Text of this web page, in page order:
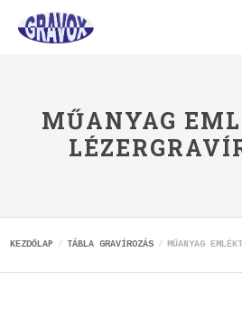
MŰANYAG
KEZDŐLAP TÁBLA GRAVÍROZÁS MŰANYAG